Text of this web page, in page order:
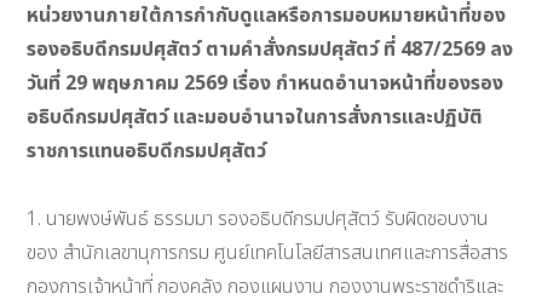
หน่วยงานภายใต้การกำกับดูแลหรือการมอบหมายหน้าที่ของ
รองอธิบดีกรมปศุสัตว์ ตามคำสั่งกรมปศุสัตว์ ที่ 487/2569 ลง
วันที่ 29พฤษภาคม 2569 เรื่อง กำหนดอำนาจหน้าที่ของรอง
อธิบดีกรมปศุสัตว์ และมอบอำนาจในการสั่งการและปฏิบัติ
ราชการแทนอธิบดีกรมปศุสัตว์
1. นายพงษ์พันธ์ ธรรมมา รองอธิบดีกรมปศุสัตว์ รับผิดชอบงาน
ของ สำนักเลขานุการกรม ศูนย์เทคโนโลยีสารสนเทศและการสื่อสาร
กองการเจ้าหน้าที่ กองคลัง กองแผนงาน กองงานพระราชดำริและ